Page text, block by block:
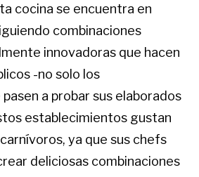
cocina se encuentra en
combinaciones
innovadoras que hacen
-no solo los
a probar sus elaborados
establecimientos gustan
ya que sus chefs
deliciosas combinaciones